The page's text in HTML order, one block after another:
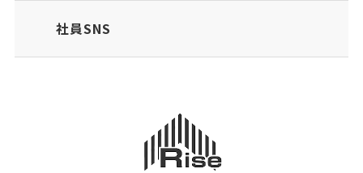
社員SNS